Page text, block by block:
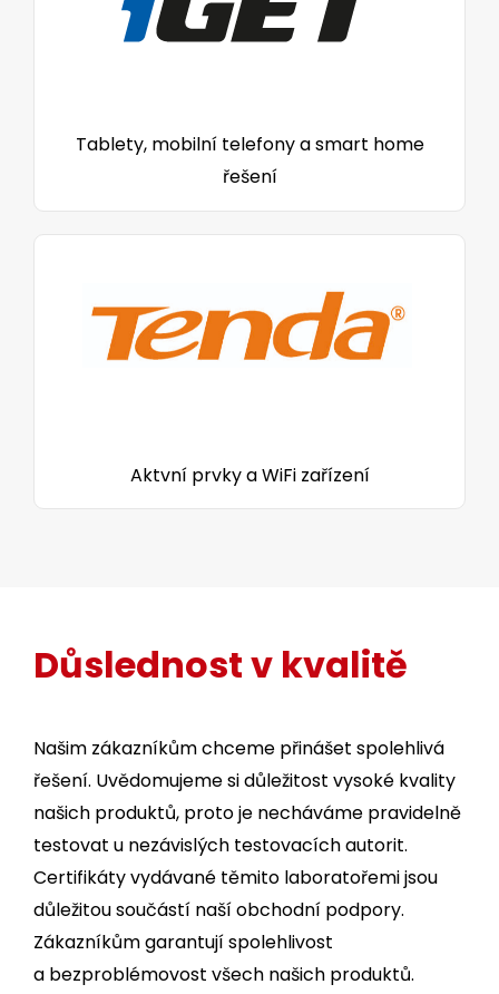
Tablety, mobilní telefony a smart home
řešení
Aktvní prvky a WiFi zařízení
Důslednost v kvalitě
Našim zákazníkům chceme přinášet spolehlivá
řešení. Uvědomujeme si důležitost vysoké kvality
našich produktů, proto je necháváme pravidelně
testovat u nezávislých testovacích autorit.
Certifikáty vydávané těmito laboratořemi jsou
důležitou součástí naší obchodní podpory.
Zákazníkům garantují spolehlivost
a bezproblémovost všech našich produktů.